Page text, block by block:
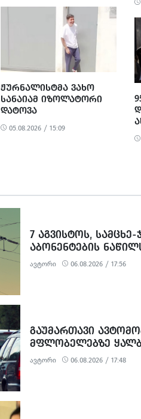
ᲟᲣᲠᲜᲐᲚᲘᲡᲢᲛᲐ ᲕᲐᲮᲝ
ᲡᲐᲜᲐᲘᲐᲛ ᲘᲖᲝᲚᲐᲢᲝᲠᲘ
ᲓᲐᲢᲝᲕᲐ
05.08.2026 / 15:09
7 ᲐᲒᲕᲘᲡᲢᲝᲡ, ᲡᲐᲛᲪᲮᲔ-
ᲐᲑᲝᲜᲔᲜᲢᲔᲑᲘᲡ
ᲔᲚᲔᲥᲢᲠᲝᲔᲜᲔᲠᲒᲘᲘᲡ
ᲨᲔᲔᲖᲦᲣᲓᲔᲑᲐ
ავტორი 06.08.2026 / 17:56
ᲒᲐᲣᲛᲐᲠᲗᲐᲕᲘ
ᲛᲤᲚᲝᲑᲔᲚᲔᲑᲖᲔ
ᲒᲐᲪᲔᲛᲘᲡᲗᲕᲘᲡ 3 ᲞᲘᲠᲘ
ავტორი 06.08.2026 / 17:48